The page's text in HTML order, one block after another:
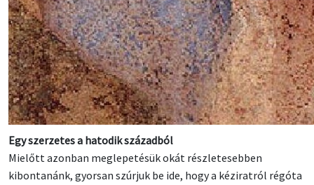
Egy szerzetes a hatodik századból
Mielőtt azonban meglepetésük okát részletesebben
kibontanánk, gyorsan szúrjuk be ide, hogy a kéziratról régóta